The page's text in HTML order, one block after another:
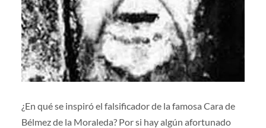
¿En qué se inspiró el falsificador de la famosa Cara de
Bélmez de la Moraleda? Por si hay algún afortunado